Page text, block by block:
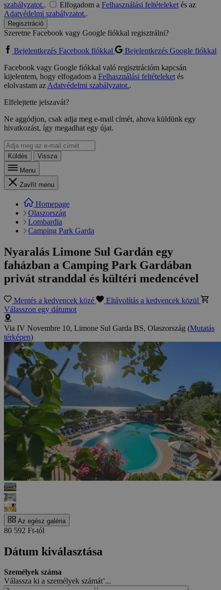
szabályzatot.. Elfogadom a Felhasználási feltételeketés az
Adatvédelmi szabályzatot..
Regisztráció
Szeretne Facebook vagy Google fiókkal regisztrálni?
Bejelentkezés Facebook fiókkal
Bejelentkezés Google fiókkal
Facebook vagy Google fiókkal való regisztrációm kapcsán
kijelentem, hogy elfogadom a Felhasználási feltételeketés
elolvastam azAdatvédelmi szabályzatot..
Elfelejtette jelszavát?
Ne aggódjon, csak adja meg e-mail címét, ahova küldünk egy
hivatkozást, így megadhat egy újat.
Küldés
Vissza
Menu
Zavřít menu
Homepage
Olaszország
Lombardia
Camping Park Garda
Nyaralás Limone Sul Gardán egy
faházban a Camping Park Gardában
privát stranddal és kültéri medencével
Mentés a kedvencek közé
Eltávolítás a kedvencek közül
Válasszon egy dátumot
Via IV Novembre 10, Limone Sul Garda BS, Olaszország (Mutatás
térképen)
Az egész galéria
80 592 Ft-tól
Dátum kiválasztása
Személyek száma
Válassza ki a személyek számát’...